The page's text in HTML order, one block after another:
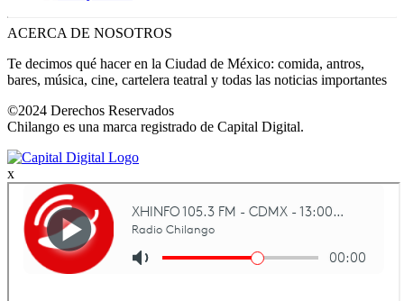
ACERCA DE NOSOTROS
Te decimos qué hacer en la Ciudad de México: comida, antros,
bares, música, cine, cartelera teatral y todas las noticias importantes
©2024 Derechos Reservados
Chilango es una marca registrado de Capital Digital.
x